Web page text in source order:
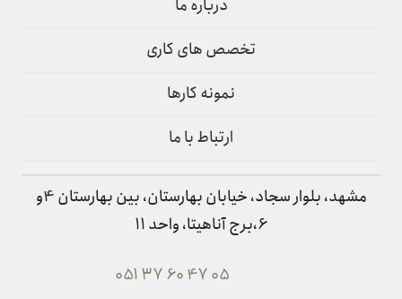
درباره ما
تخصص های کاری
نمونه کارها
ارتباط با ما
مشهد، بلوار سجاد، خیابان بهارستان، بین بهارستان 4و
6،برج آناهیتا، واحد 11
051 37 60 47 05